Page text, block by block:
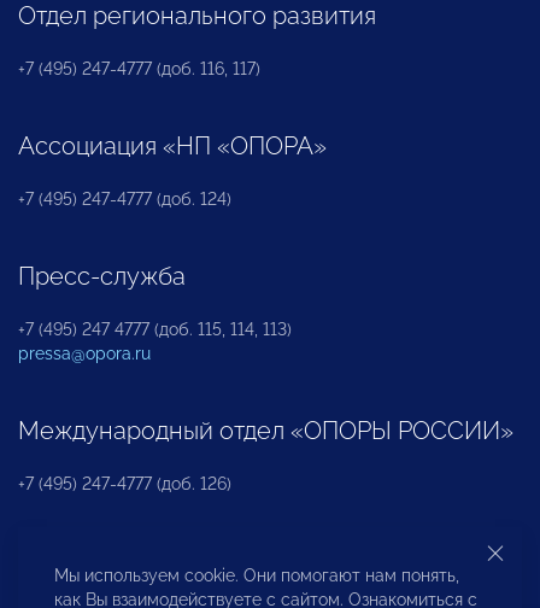
Отдел регионального развития
+7 (495) 247-4777 (доб. 116, 117)
Ассоциация «НП «ОПОРА»
+7 (495) 247-4777 (доб. 124)
Пресс-служба
+7 (495) 247 4777 (доб. 115, 114, 113)
pressa@opora.ru
Международный отдел «ОПОРЫ РОССИИ»
+7 (495) 247-4777 (доб. 126)
Бюро по защите прав предпринимателей и
инвесторов
Мы используем cookie. Они помогают нам понять,
как Вы взаимодействуете с сайтом. Ознакомиться с